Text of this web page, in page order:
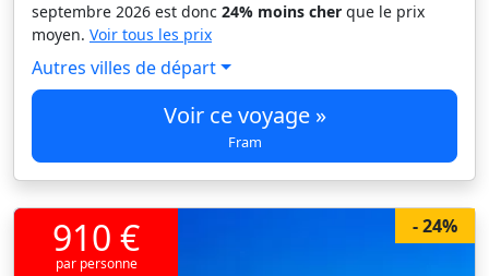
septembre 2026 est donc 24% moins cher que le prix
moyen. Voir tous les prix
Autres villes de départ
Voir ce voyage »
Fram
- 24%
910 €
par personne